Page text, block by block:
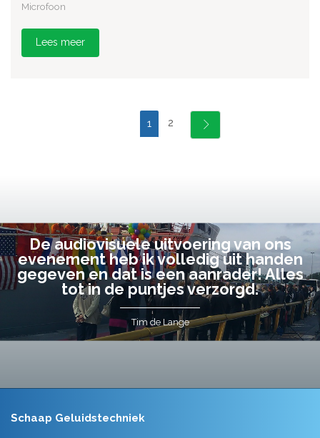
Microfoon
Lees meer
1 2
De audiovisuele uitvoering van ons
evenement heb ik volledig uit handen
gegeven en dat is een aanrader! Alles
tot in de puntjes verzorgd.
Tim de Lange
Schaap Geluidstechniek